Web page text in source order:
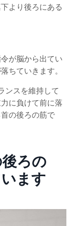
より後ろにある
が脳から出てい
ちていきます。
ンスを維持して
に負けて前に落
の後ろの筋で
ろの
ます